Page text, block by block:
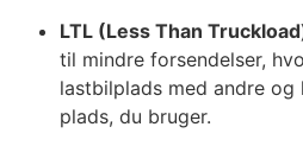
LTL (Less Than
til mindre forsendelser,
lastbilplads med andre
plads, du bruger.